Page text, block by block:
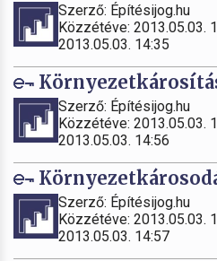
Szerző: Építésijog.hu
Közzétéve: 2013.05.03.
2013.05.03. 14:35
Szerző: Építésijog.hu
Közzétéve: 2013.05.03.
2013.05.03. 14:56
Szerző: Építésijog.hu
Közzétéve: 2013.05.03.
2013.05.03. 14:57